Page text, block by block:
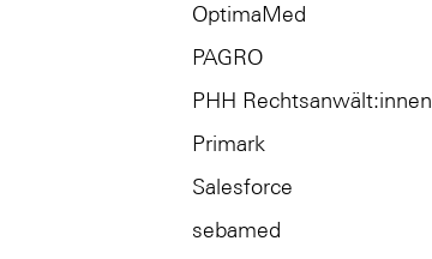
OptimaMed
PAGRO
PHH Rechtsanwält:innen
Primark
Salesforce
sebamed